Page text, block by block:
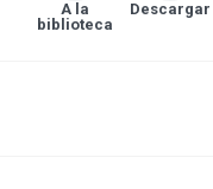
A la
biblioteca
Descargar